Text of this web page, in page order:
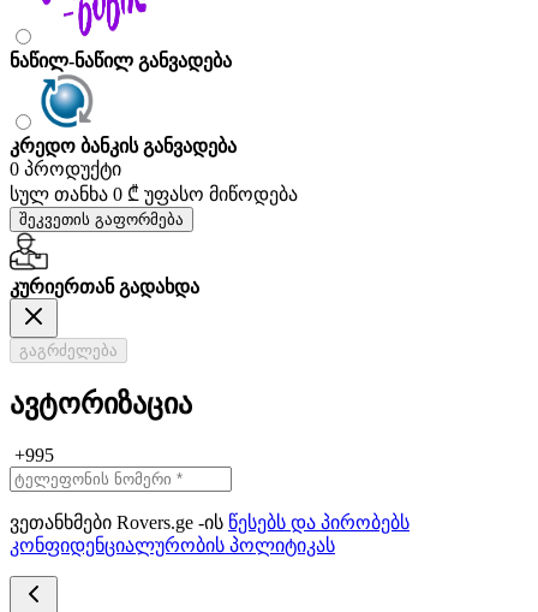
ნაწილ-ნაწილ განვადება
კრედო ბანკის განვადება
0 პროდუქტი
სულ თანხა 0 ₾ უფასო მიწოდება
შეკვეთის გაფორმება
კურიერთან გადახდა
გაგრძელება
ავტორიზაცია
+995
ვეთანხმები Rovers.ge -ის წესებს და პირობებს
კონფიდენციალურობის პოლიტიკას